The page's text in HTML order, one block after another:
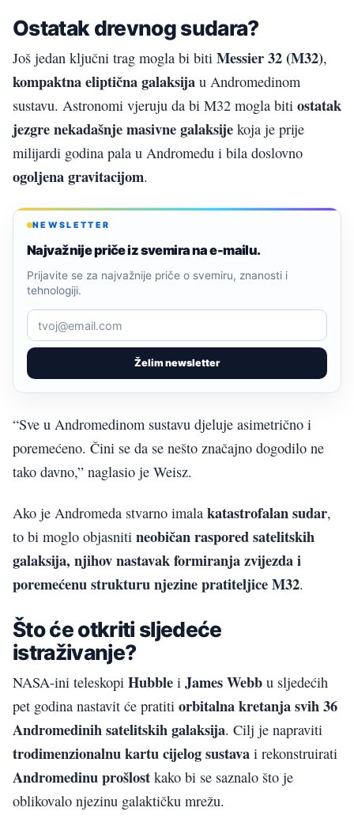
Ostatak drevnog sudara?
Još jedan ključni trag mogla bi biti Messier 32 (M32),
kompaktna eliptična galaksija u Andromedinom
sustavu. Astronomi vjeruju da bi M32 mogla biti ostatak
jezgre nekadašnje masivne galaksije koja je prije
milijardi godina pala u Andromedu i bila doslovno
ogoljena gravitacijom.
NEWSLETTER
Najvažnije priče iz svemira na e-mailu.
Želim newsletter
Prijavite se za najvažnije priče o svemiru, znanosti i
tehnologiji.
“Sve u Andromedinom sustavu djeluje asimetrično i
poremećeno. Čini se da se nešto značajno dogodilo ne
tako davno,” naglasio je Weisz.
Ako je Andromeda stvarno imala katastrofalan sudar,
to bi moglo objasniti neobičan raspored satelitskih
galaksija, njihov nastavak formiranja zvijezda i
poremećenu strukturu njezine pratiteljice M32.
Što će otkriti sljedeće
istraživanje?
NASA-ini teleskopi Hubble i James Webb u sljedećih
pet godina nastavit će pratiti orbitalna kretanja svih 36
Andromedinih satelitskih galaksija. Cilj je napraviti
trodimenzionalnu kartu cijelog sustava i rekonstruirati
Andromedinu prošlost kako bi se saznalo što je
oblikovalo njezinu galaktičku mrežu.